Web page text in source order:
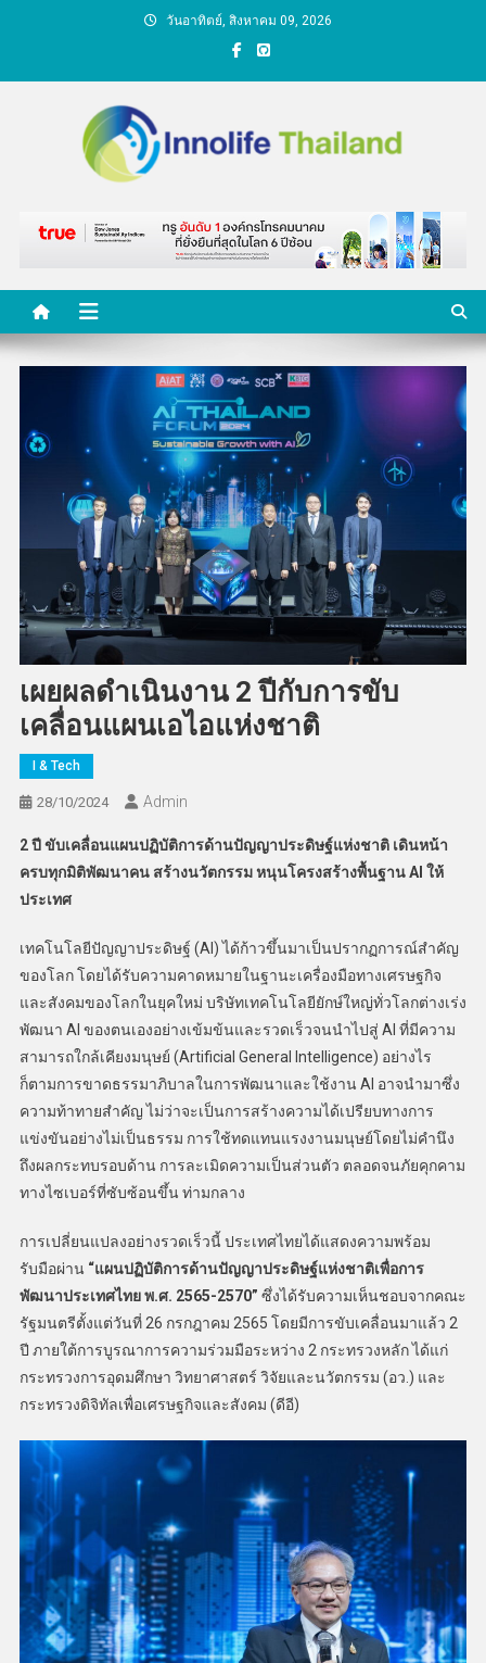
วันอาทิตย์, สิงหาคม 09, 2026
คนกับความคิด ชีวิตกับ
นวัตกรรม
เผยผลดำเนินงาน 2 ปีกับการขับ
เคลื่อนแผนเอไอแห่งชาติ
I & Tech
28/10/2024 Admin
2 ปี ขับเคลื่อนแผนปฏิบัติการด้านปัญญาประดิษฐ์แห่งชาติ เดินหน้า
ครบทุกมิติพัฒนาคน สร้างนวัตกรรม หนุนโครงสร้างพื้นฐานAI ให้
ประเทศ
เทคโนโลยีปัญญาประดิษฐ์ (AI) ได้ก้าวขึ้นมาเป็นปรากฏการณ์สำคัญ
ของโลก โดยได้รับความคาดหมายในฐานะเครื่องมือทางเศรษฐกิจ
และสังคมของโลกในยุคใหม่ บริษัทเทคโนโลยียักษ์ใหญ่ทั่วโลกต่างเร่ง
พัฒนา AI ของตนเองอย่างเข้มข้นและรวดเร็วจนนำไปสู่ AI ที่มีความ
สามารถใกล้เคียงมนุษย์ (Artificial General Intelligence) อย่างไร
ก็ตามการขาดธรรมาภิบาลในการพัฒนาและใช้งาน AI อาจนำมาซึ่ง
ความท้าทายสำคัญ ไม่ว่าจะเป็นการสร้างความได้เปรียบทางการ
แข่งขันอย่างไม่เป็นธรรม การใช้ทดแทนแรงงานมนุษย์โดยไม่คำนึง
ถึงผลกระทบรอบด้าน การละเมิดความเป็นส่วนตัว ตลอดจนภัยคุกคาม
ทางไซเบอร์ที่ซับซ้อนขึ้น ท่ามกลาง
การเปลี่ยนแปลงอย่างรวดเร็วนี้ ประเทศไทยได้แสดงความพร้อม
รับมือผ่าน “แผนปฏิบัติการด้านปัญญาประดิษฐ์แห่งชาติเพื่อการ
พัฒนาประเทศไทย พ.ศ. 2565-2570” ซึ่งได้รับความเห็นชอบจากคณะ
รัฐมนตรีตั้งแต่วันที่ 26 กรกฎาคม 2565 โดยมีการขับเคลื่อนมาแล้ว 2
ปี ภายใต้การบูรณาการความร่วมมือระหว่าง 2 กระทรวงหลัก ได้แก่
กระทรวงการอุดมศึกษา วิทยาศาสตร์ วิจัยและนวัตกรรม (อว.) และ
กระทรวงดิจิทัลเพื่อเศรษฐกิจและสังคม (ดีอี)